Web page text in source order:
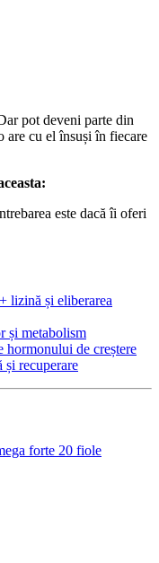
pot deveni parte din
are cu el însuși în fiecare
este dacă îi oferi
lizină și eliberarea
și metabolism
hormonului de creștere
recuperare